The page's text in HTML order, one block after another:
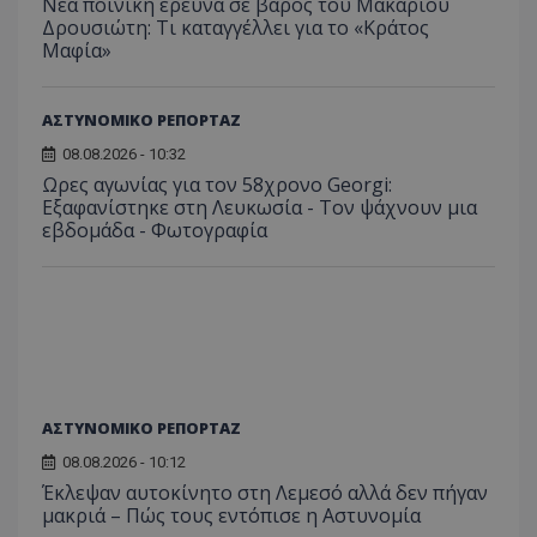
Δρουσιώτη: Τι καταγγέλλει για το «Κράτος
Μαφία»
ΑΣΤΥΝΟΜΙΚΟ ΡΕΠΟΡΤΑΖ
08.08.2026 - 10:32
Ωρες αγωνίας για τον 58χρονο Georgi:
Εξαφανίστηκε στη Λευκωσία - Toν ψάχνουν μια
εβδομάδα - Φωτογραφία
ΑΣΤΥΝΟΜΙΚΟ ΡΕΠΟΡΤΑΖ
08.08.2026 - 10:12
Έκλεψαν αυτοκίνητο στη Λεμεσό αλλά δεν πήγαν
μακριά – Πώς τους εντόπισε η Αστυνομία
VISITOR_PRIVACY_METADATA